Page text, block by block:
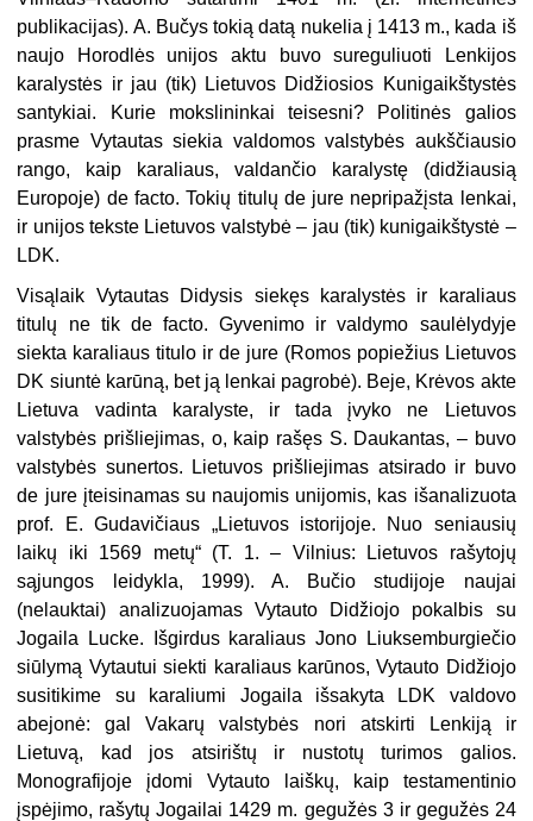
publikacijas). A. Bučys tokią datą nukelia į 1413 m., kada iš
naujo Horodlės unijos aktu buvo sureguliuoti Lenkijos
karalystės ir jau (tik) Lietuvos Didžiosios Kunigaikštystės
santykiai. Kurie mokslininkai teisesni? Politinės galios
prasme Vytautas siekia valdomos valstybės aukščiausio
rango, kaip karaliaus, valdančio karalystę (didžiausią
Europoje) de facto. Tokių titulų de jure nepripažįsta lenkai,
ir unijos tekste Lietuvos valstybė – jau (tik) kunigaikštystė –
LDK.
Visąlaik Vytautas Didysis siekęs karalystės ir karaliaus
titulų ne tik de facto. Gyvenimo ir valdymo saulėlydyje
siekta karaliaus titulo ir de jure (Romos popiežius Lietuvos
DK siuntė karūną, bet ją lenkai pagrobė). Beje, Krėvos akte
Lietuva vadinta karalyste, ir tada įvyko ne Lietuvos
valstybės prišliejimas, o, kaip rašęs S. Daukantas, – buvo
valstybės sunertos. Lietuvos prišliejimas atsirado ir buvo
de jure įteisinamas su naujomis unijomis, kas išanalizuota
prof. E. Gudavičiaus „Lietuvos istorijoje. Nuo seniausių
laikų iki 1569 metų“ (T. 1. – Vilnius: Lietuvos rašytojų
sąjungos leidykla, 1999). A. Bučio studijoje naujai
(nelauktai) analizuojamas Vytauto Didžiojo pokalbis su
Jogaila Lucke. Išgirdus karaliaus Jono Liuksemburgiečio
siūlymą Vytautui siekti karaliaus karūnos, Vytauto Didžiojo
susitikime su karaliumi Jogaila išsakyta LDK valdovo
abejonė: gal Vakarų valstybės nori atskirti Lenkiją ir
Lietuvą, kad jos atsirištų ir nustotų turimos galios.
Monografijoje įdomi Vytauto laiškų, kaip testamentinio
įspėjimo, rašytų Jogailai 1429 m. gegužės 3 ir gegužės 24